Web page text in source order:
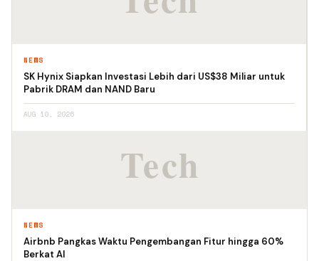
NEWS
SK Hynix Siapkan Investasi Lebih dari US$38 Miliar untuk
Pabrik DRAM dan NAND Baru
AUG 10, 2026
NEWS
Airbnb Pangkas Waktu Pengembangan Fitur hingga 60%
Berkat AI